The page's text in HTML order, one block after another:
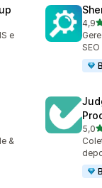
e
4,9
849
&
5,0